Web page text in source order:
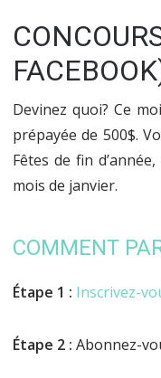
Devinez quoi? Ce
prépayée de 500$.
Fêtes de fin
mois de janvier.
COMMENT
Étape 1 : Inscrivez-
Étape 2 : Abonnez-